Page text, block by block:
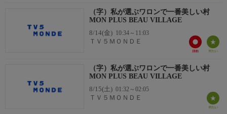
（字）私が選ぶワロンで一番美しい村
MON PLUS BEAU VILLAGE
8/14(金) 10:34～11:03
ＴＶ５ＭＯＮＤＥ
（字）私が選ぶワロンで一番美しい村
MON PLUS BEAU VILLAGE
8/15(土) 01:32～02:05
ＴＶ５ＭＯＮＤＥ